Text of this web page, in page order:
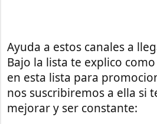
Ayuda a estos canales a
Bajo la lista te explico
en esta lista para
nos suscribiremos a ella si
mejorar y ser constante: